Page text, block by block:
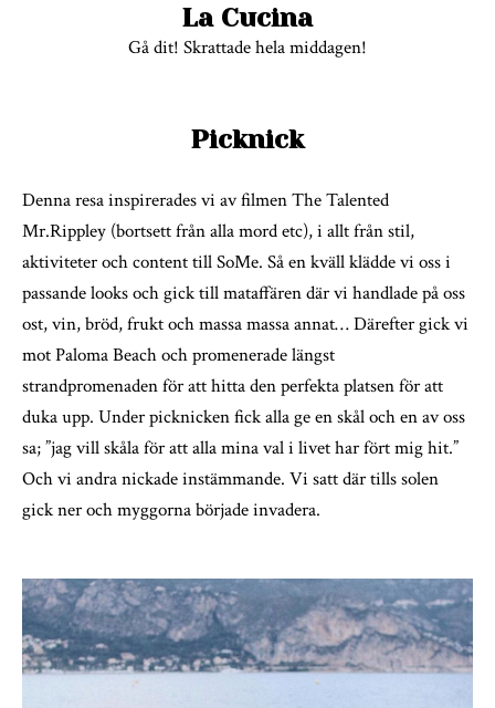
La Cucina
Gå dit! Skrattade hela middagen!
Picknick
Denna resa inspirerades vi av filmen The Talented
Mr.Rippley (bortsett från alla mord etc), i allt från stil,
aktiviteter och content till SoMe. Så en kväll klädde vi oss i
passande looks och gick till mataffären där vi handlade på oss
ost, vin, bröd, frukt och massa massa annat… Därefter gick vi
mot Paloma Beach och promenerade längst
strandpromenaden för att hitta den perfekta platsen för att
duka upp. Under picknicken fick alla ge en skål och en av oss
sa; ”jag vill skåla för att alla mina val i livet har fört mig hit.”
Och vi andra nickade instämmande. Vi satt där tills solen
gick ner och myggorna började invadera.